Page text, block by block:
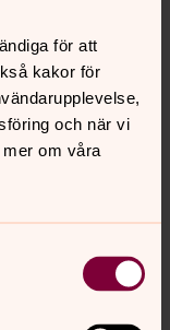
för att
kakor för
och när vi
om våra
av
ovan. För
för denna
till